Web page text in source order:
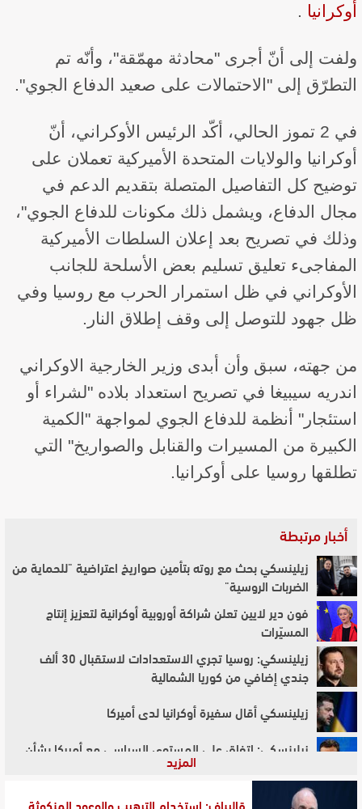
أوكرانيا ​​.
ولفت إلى أنّ أجرى "محادثة مهمّقة"، وأنّه تم
التطرّق إلى "الاحتمالات على صعيد الدفاع الجوي".
في 2 تموز الحالي، أكّد الرئيس الأوكراني، أنّ
أوكرانيا والولايات المتحدة الأميركية تعملان على
توضيح كل التفاصيل المتصلة بتقديم الدعم في
مجال الدفاع، ويشمل ذلك مكونات للدفاع الجوي"،
وذلك في تصريح بعد إعلان السلطات الأميركية
المفاجىء تعليق تسليم بعض الأسلحة للجانب
الأوكراني في ظل استمرار الحرب مع روسيا وفي
ظل جهود للتوصل إلى وقف إطلاق النار.
من جهته، سبق وأن أبدى وزير الخارجية الاوكراني
اندريه سيبيغا في تصريح استعداد بلاده "لشراء أو
استئجار" أنظمة للدفاع الجوي لمواجهة "الكمية
الكبيرة من المسيرات والقنابل والصواريخ" التي
تطلقها روسيا على أوكرانيا.
أخبار مرتبطة
زيلينسكي بحث مع روته بتأمين صواريخ اعتراضية "للحماية من
الضربات الروسية"
فون دير لايين تعلن شراكة أوروبية أوكرانية لتعزيز إنتاج
المسيّرات
زيلينسكي: روسيا تجري الاستعدادات لاستقبال 30 ألف
جندي إضافي من كوريا الشمالية
زيلينسكي أقال سفيرة أوكرانيا لدى أميركا
زيلينسكي: اتفاق على المستوى السياسي مع أميركا بشأن
زيلينسكي: ناقشت الدفاعات الجوية والمحادثات مع روسيا مع
المزيد
قاليباف: استخدام الترهيب والوعود المنكوثة